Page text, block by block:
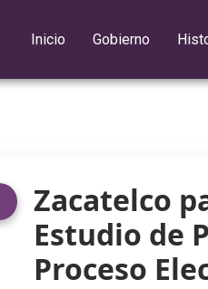
Inicio Gobierno
Zacatelco
Estudio de
Proceso